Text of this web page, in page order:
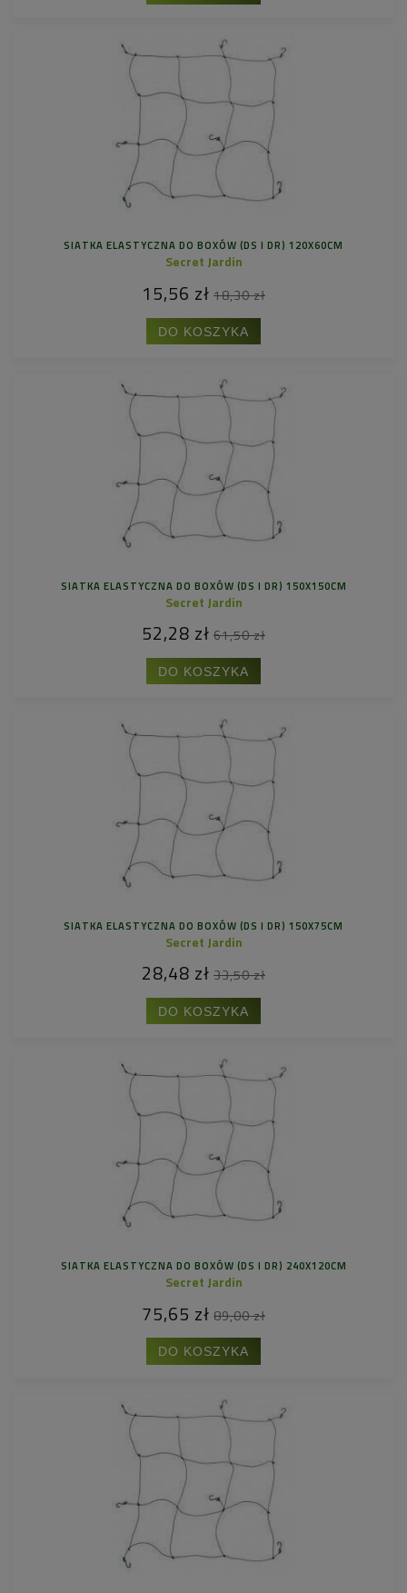
SIATKA ELASTYCZNA DO BOXÓW (DS I DR) 120X60CM
Secret Jardin
15,56 zł 18,30 zł
DO KOSZYKA
SIATKA ELASTYCZNA DO BOXÓW (DS I DR) 150X150CM
Secret Jardin
52,28 zł 61,50 zł
DO KOSZYKA
SIATKA ELASTYCZNA DO BOXÓW (DS I DR) 150X75CM
Secret Jardin
28,48 zł 33,50 zł
DO KOSZYKA
SIATKA ELASTYCZNA DO BOXÓW (DS I DR) 240X120CM
Secret Jardin
75,65 zł 89,00 zł
DO KOSZYKA